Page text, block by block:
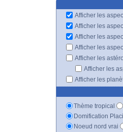
Afficher les
Afficher les
Afficher les
Afficher les
Afficher les
Afficher les
Afficher les
Thème tropical
Domification
Noeud nord vrai